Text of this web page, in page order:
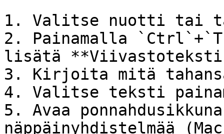
1. Valitse nuotti tai
2. Painamalla
lisätä
3. Kirjoita mitä
4. Valitse teksti
5. Avaa
näppäinyhdistelmää